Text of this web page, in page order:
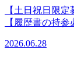
【土日祝日限
【履歴書の持参
2026.06.28